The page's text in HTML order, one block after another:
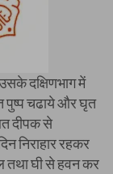
दक्षिणभाग में
पुष्प चढाये और घृत
दीपक से
निराहार रहकर
तथा घी से हवन कर